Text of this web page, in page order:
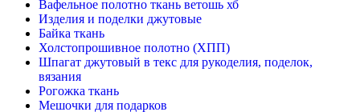
Вафельное полотно ткань ветошь хб
Изделия и поделки джутовые
Байка ткань
Холстопрошивное полотно (ХПП)
Шпагат джутовый в текс для рукоделия, поделок,
вязания
Рогожка ткань
Мешочки для подарков